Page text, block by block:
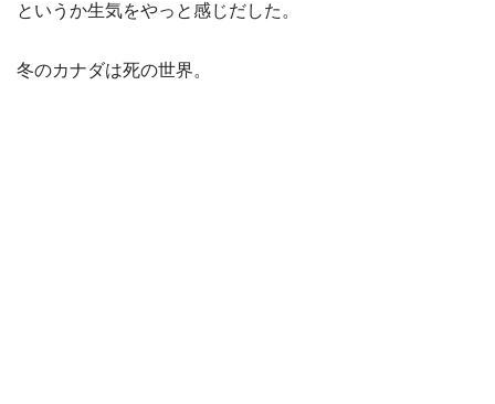
というか生気をやっと感じだした。
冬のカナダは死の世界。